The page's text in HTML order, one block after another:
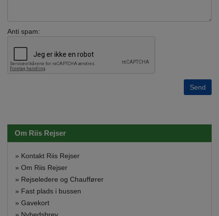
Anti spam:
Om Riis Rejser
» Kontakt Riis Rejser
» Om Riis Rejser
» Rejseledere og Chauffører
» Fast plads i bussen
» Gavekort